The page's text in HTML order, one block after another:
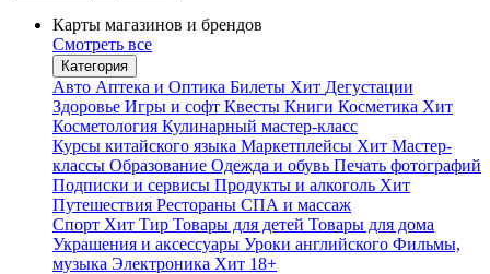
Карты магазинов и брендов
Смотреть все
Категория
Авто Аптека и Оптика Билеты Хит Дегустации
Здоровье Игры и софт Квесты Книги Косметика Хит
Косметология Кулинарный мастер-класс
Курсы китайского языка Маркетплейсы Хит Мастер-
классы Образование Одежда и обувь Печать фотографий
Подписки и сервисы Продукты и алкоголь Хит
Путешествия Рестораны СПА и массаж
Спорт Хит Тир Товары для детей Товары для дома
Украшения и аксессуары Уроки английского Фильмы,
музыка Электроника Хит 18+